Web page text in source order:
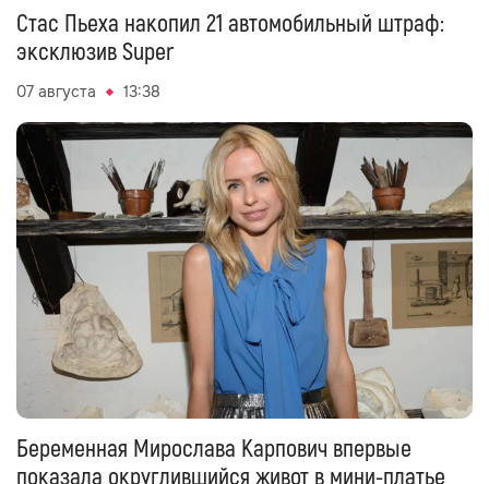
Стас Пьеха накопил 21 автомобильный штраф:
эксклюзив Super
07 августа 13:38
Беременная Мирослава Карпович впервые
показала округлившийся живот в мини-платье